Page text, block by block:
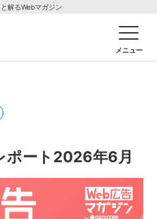
解るWebマガジン
メニュー
ポート2026年6月